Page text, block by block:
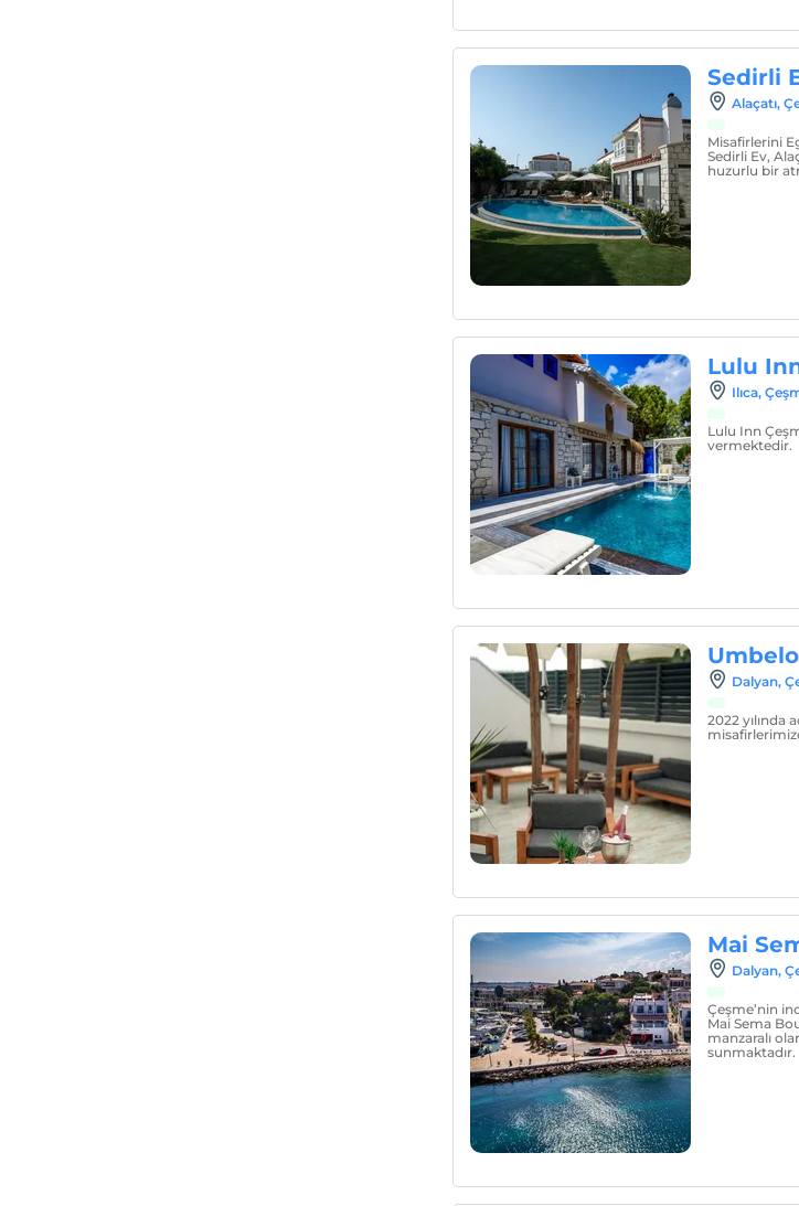
Sedirli
Alaçatı,
Misafirlerini
Sedirli Ev,
huzurlu bir
Lulu
Ilıca,
Lulu Inn
vermektedir.
Dalyan,
2022 yılında
Mai
Dalyan,
Çeşme’nin
Mai Sema
manzaralı
sunmaktadır.